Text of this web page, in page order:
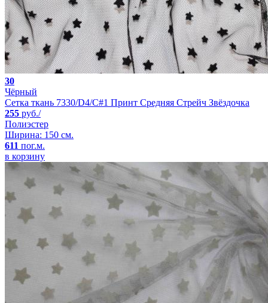
30
Чёрный
Сетка ткань 7330/D4/C#1 Принт Средняя Стрейч Звёздочка
255 руб./
Полиэстер
Ширина: 150 см.
611 пог.м.
в корзину